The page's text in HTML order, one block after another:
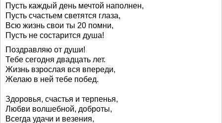
Пусть каждый день мечтой наполнен,
Пусть счастьем светятся глаза,
Всю жизнь свои ты 20 помни,
Пусть не состарится душа!
Поздравляю от души!
Тебе сегодня двадцать лет.
Жизнь взрослая вся впереди,
Желаю в ней тебе побед.
Здоровья, счастья и терпенья,
Любви волшебной, доброты,
Всегда удачи и везения,